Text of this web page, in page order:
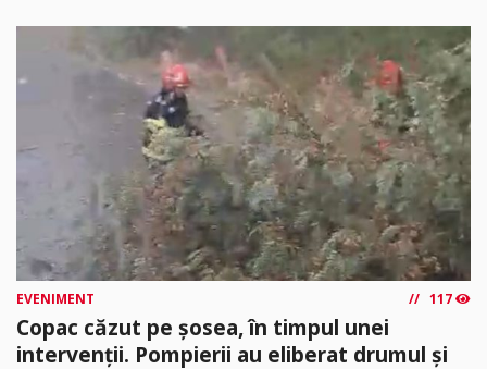
EVENIMENT 117
Copac căzut pe șosea, în timpul unei
intervenții. Pompierii au eliberat drumul și